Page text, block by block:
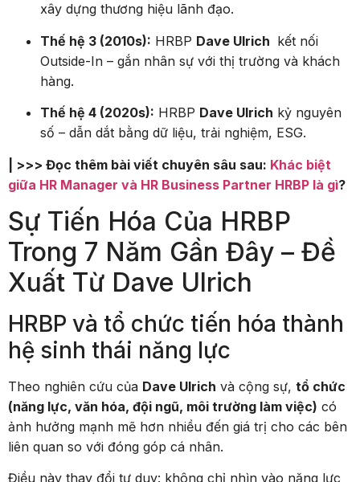
xây dựng thương hiệu lãnh đạo.
Thế hệ 3 (2010s): HRBP Dave Ulrich kết nối
Outside-In – gắn nhân sự với thị trường và khách
hàng.
Thế hệ 4 (2020s): HRBP Dave Ulrich kỷ nguyên
số – dẫn dắt bằng dữ liệu, trải nghiệm, ESG.
| >>> Đọc thêm bài viết chuyên sâu sau: Khác biệt
giữa HR Manager và HR Business Partner HRBP là gì?
Sự Tiến Hóa Của HRBP
Trong 7 Năm Gần Đây – Đề
Xuất Từ Dave Ulrich
HRBP và tổ chức tiến hóa thành
hệ sinh thái năng lực
Theo nghiên cứu của Dave Ulrich và cộng sự, tổ chức
(năng lực, văn hóa, đội ngũ, môi trường làm việc) có
ảnh hưởng mạnh mẽ hơn nhiều đến giá trị cho các bên
liên quan so với đóng góp cá nhân.
Điều này thay đổi tư duy: không chỉ nhìn vào năng lực